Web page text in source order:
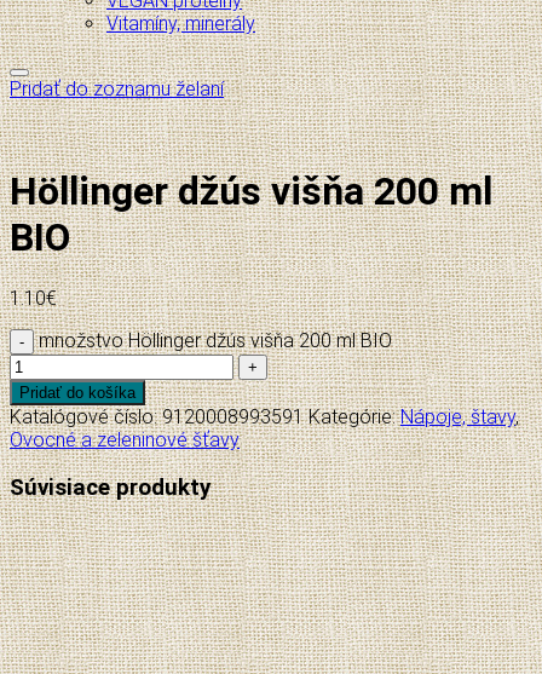
Vitamíny, minerály
Pridať do zoznamu želaní
Höllinger džús višňa 200 ml
BIO
1.10€
množstvo Höllinger džús višňa 200 ml BIO
Pridať do košíka
Katalógové číslo:9120008993591 Kategórie:Nápoje, štavy,
Ovocné a zeleninové šťavy
Súvisiace produkty